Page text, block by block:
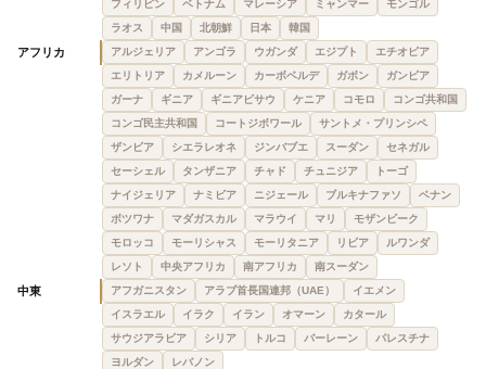
フィリピン
ベトナム マレーシア ミャンマー
モンゴル
ラオス
中国 北朝鮮 日本 韓国
アフリカ アルジェリア アンゴラ ウガンダ エジプト
エチオピア
エリトリア
カメルーン カーボベルデ ガボン
ガンビア
ガーナ
ギニア ギニアビサウ ケニア コモロ
コンゴ共和国
コンゴ民主共和国
コートジボワール
サントメ・プリンシペ
ザンビア
シエラレオネ ジンバブエ スーダン
セネガル
セーシェル
タンザニア チャド チュニジア
トーゴ
ナイジェリア
ナミビア ニジェール ブルキナファソ
ベナン
ボツワナ
マダガスカル マラウイ マリ
モザンビーク
モロッコ
モーリシャス モーリタニア リビア
ルワンダ
レソト
中央アフリカ 南アフリカ 南スーダン
中東 アフガニスタン アラブ首長国連邦（UAE）
イエメン
イスラエル
イラク イラン オマーン
カタール
サウジアラビア
シリア トルコ バーレーン
パレスチナ
ヨルダン
レバノン